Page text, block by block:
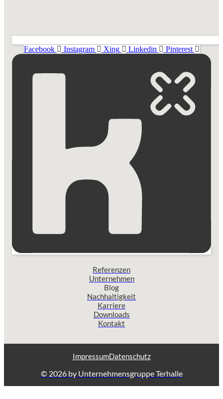
Facebook Instagram Xing Linkedin Pinterest
Referenzen
Unternehmen
Blog
Nachhaltigkeit
Karriere
Downloads
Kontakt
ImpressumDatenschutz
© 2026 by Unternehmensgruppe Terhalle